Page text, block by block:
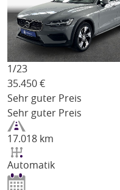
1/23
35.450 €
Sehr guter Preis
Sehr guter Preis
17.018 km
Automatik